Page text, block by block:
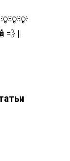
💡💡💡
||